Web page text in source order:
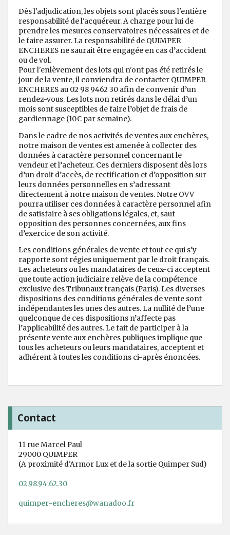
Dès l'adjudication, les objets sont placés sous l'entière
responsabilité de l'acquéreur. A charge pour lui de
prendre les mesures conservatoires nécessaires et de
le faire assurer. La responsabilité de QUIMPER
ENCHERES ne saurait être engagée en cas d’accident
ou de vol.
Pour l'enlèvement des lots qui n'ont pas été retirés le
jour de la vente, il conviendra de contacter QUIMPER
ENCHERES au 02 98 9462 30 afin de convenir d’un
rendez-vous. Les lots non retirés dans le délai d’un
mois sont susceptibles de faire l’objet de frais de
gardiennage (10€ par semaine).
Dans le cadre de nos activités de ventes aux enchères,
notre maison de ventes est amenée à collecter des
données à caractère personnel concernant le
vendeur et l’acheteur. Ces derniers disposent dès lors
d’un droit d’accès, de rectification et d’opposition sur
leurs données personnelles en s’adressant
directement à notre maison de ventes. Notre OVV
pourra utiliser ces données à caractère personnel afin
de satisfaire à ses obligations légales, et, sauf
opposition des personnes concernées, aux fins
d’exercice de son activité.
Les conditions générales de vente et tout ce qui s’y
rapporte sont régies uniquement par le droit français.
Les acheteurs ou les mandataires de ceux-ci acceptent
que toute action judiciaire relève de la compétence
exclusive des Tribunaux français (Paris). Les diverses
dispositions des conditions générales de vente sont
indépendantes les unes des autres. La nullité de l’une
quelconque de ces dispositions n’affecte pas
l’applicabilité des autres. Le fait de participer à la
présente vente aux enchères publiques implique que
tous les acheteurs ou leurs mandataires, acceptent et
adhérent à toutes les conditions ci-après énoncées.
Contact
11 rue Marcel Paul
29000 QUIMPER
(A proximité d'Armor Lux et de la sortie Quimper Sud)
02.98.94.62.30
quimper-encheres@wanadoo.fr